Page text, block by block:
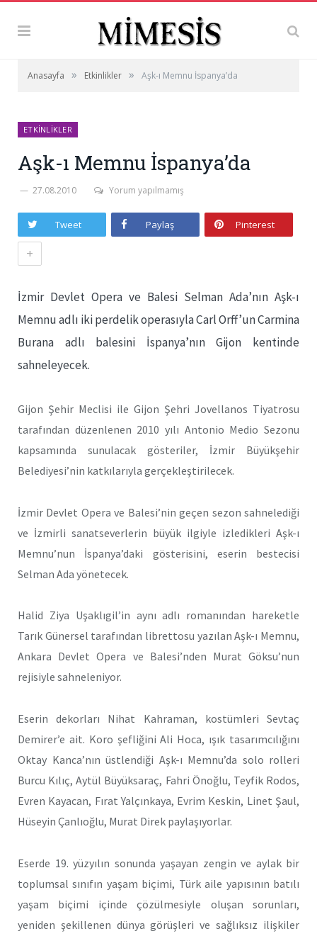
Anasayfa » Etkinlikler » Aşk-ı Memnu İspanya’da
ETKINLIKLER
Aşk-ı Memnu İspanya’da
27.08.2010 Yorum yapılmamış
Tweet Paylaş Pinterest
+
İzmir Devlet Opera ve Balesi Selman Ada’nın Aşk-ı
Memnu adlı iki perdelik operasıyla Carl Orff’un Carmina
Burana adlı balesini İspanya’nın Gijon kentinde
sahneleyecek.
Gijon Şehir Meclisi ile Gijon Şehri Jovellanos Tiyatrosu
tarafından düzenlenen 2010 yılı Antonio Medio Sezonu
kapsamında sunulacak gösteriler, İzmir Büyükşehir
Belediyesi’nin katkılarıyla gerçekleştirilecek.
İzmir Devlet Opera ve Balesi’nin geçen sezon sahnelediği
ve İzmirli sanatseverlerin büyük ilgiyle izledikleri Aşk-ı
Memnu’nun İspanya’daki gösterisini, eserin bestecisi
Selman Ada yönetecek.
Halid Ziya Uşaklıgil’in aynı adlı romanından hareketle
Tarık Günersel tarafından librettosu yazılan Aşk-ı Memnu,
Ankara Devlet Opera ve Balesi’nden Murat Göksu’nun
rejisiyle sahneleniyor.
Eserin dekorları Nihat Kahraman, kostümleri Sevtaç
Demirer’e ait. Koro şefliğini Ali Hoca, ışık tasarımcılığını
Oktay Kanca’nın üstlendiği Aşk-ı Memnu’da solo rolleri
Burcu Kılıç, Aytül Büyüksaraç, Fahri Önoğlu, Teyfik Rodos,
Evren Kayacan, Fırat Yalçınkaya, Evrim Keskin, Linet Şaul,
Hüseyin Çanlıoğlu, Murat Direk paylaşıyorlar.
Eserde 19. yüzyılın sonunda yaşayan zengin ve aylak bir
toplumsal sınıfın yaşam biçimi, Türk aile yapısının batılı
yaşam biçimi içinde çözülmesiyle oluşan sorunları,
yeniden şekillenen dünya görüşleri ve sağlıksız ilişkiler